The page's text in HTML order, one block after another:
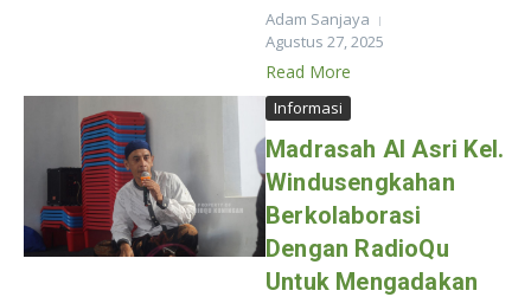
Adam Sanjaya
Agustus 27, 2025
Read More
Informasi
Madrasah Al Asri Kel.
Windusengkahan
Berkolaborasi
Dengan RadioQu
Untuk Mengadakan